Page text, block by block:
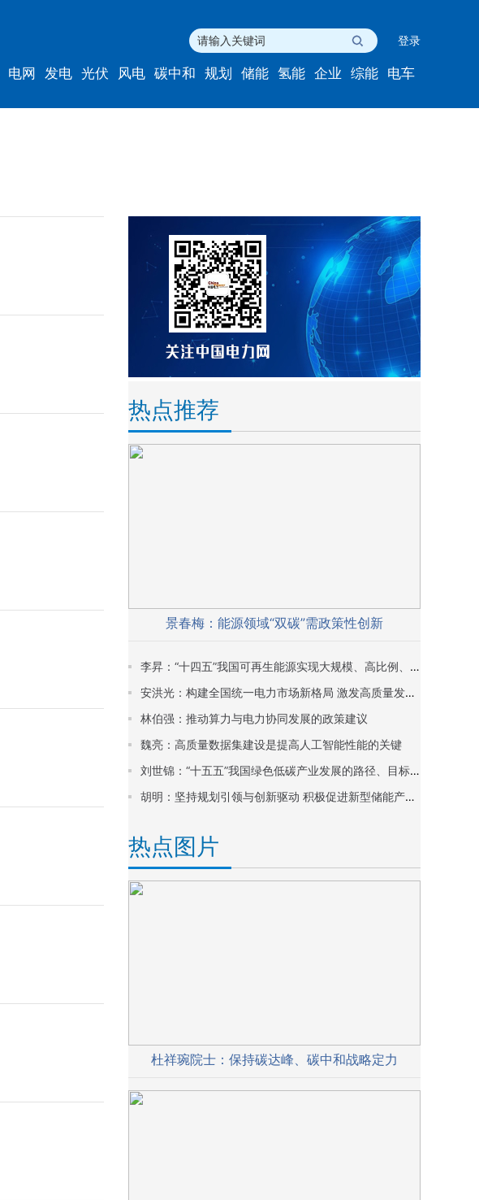
登录
电网 发电 光伏 风电 碳中和 规划 储能 氢能 企业 综能 电车
热点推荐
景春梅：能源领域“双碳”需政策性创新
李昇：“十四五”我国可再生能源实现大规模、高比例、市场化、高质量跃升发展
安洪光：构建全国统一电力市场新格局 激发高质量发展新活力
林伯强：推动算力与电力协同发展的政策建议
魏亮：高质量数据集建设是提高人工智能性能的关键
刘世锦：“十五五”我国绿色低碳产业发展的路径、目标与战略
胡明：坚持规划引领与创新驱动 积极促进新型储能产业高质量发展
热点图片
杜祥琬院士：保持碳达峰、碳中和战略定力